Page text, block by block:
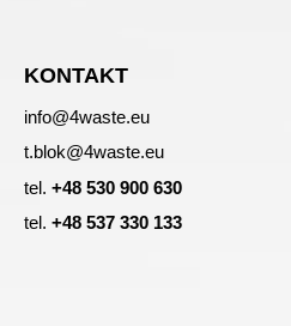
KONTAKT
info@4waste.eu
t.blok@4waste.eu
tel. +48 530 900 630
tel. +48 537 330 133